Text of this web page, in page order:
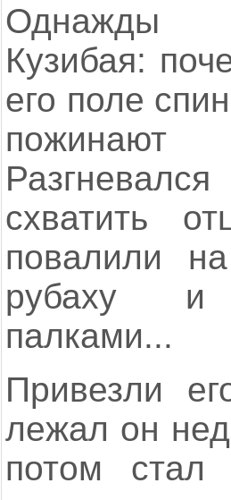
Однажды
Кузибая:
его поле
пожинают
схватить
повалили
рубаху
палками...
Привезли
лежал он
потом стал